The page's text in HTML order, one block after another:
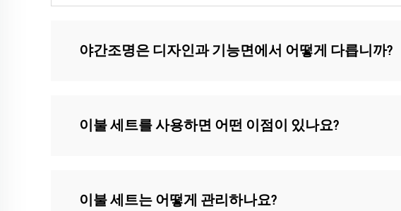
야간조명은 디자인과 기능면에서 어떻게 다릅니까?
이불 세트를 사용하면 어떤 이점이 있나요?
이불 세트는 어떻게 관리하나요?